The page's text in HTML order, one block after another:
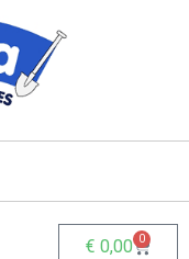
€ 0,00 0